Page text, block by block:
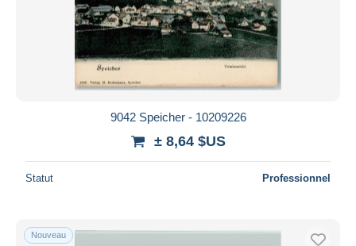
9042 Speicher - 10209226
± 8,64 $US
Statut Professionnel
Nouveau